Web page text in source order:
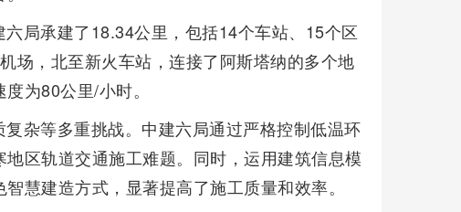
局承建了18.34公里，包括14个车站、15个区
场，北至新火车站，连接了阿斯塔纳的多个地
为80公里/小时。
杂等多重挑战。中建六局通过严格控制低温环
区轨道交通施工难题。同时，运用建筑信息模
慧建造方式，显著提高了施工质量和效率。